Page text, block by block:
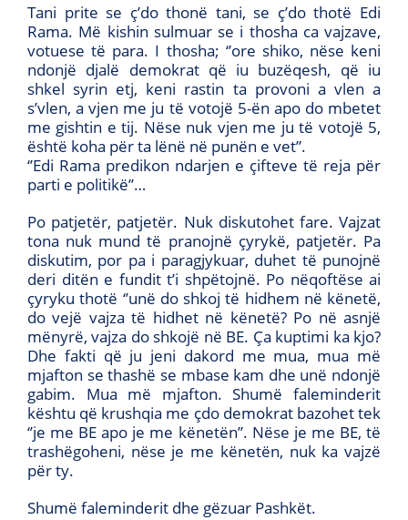
Tani prite se ç’do thonë tani, se ç’do thotë Edi
Rama. Më kishin sulmuar se i thosha ca vajzave,
votuese të para. I thosha; ‘’ore shiko, nëse keni
ndonjë djalë demokrat që iu buzëqesh, që iu
shkel syrin etj, keni rastin ta provoni a vlen a
s’vlen, a vjen me ju të votojë 5-ën apo do mbetet
me gishtin e tij. Nëse nuk vjen me ju të votojë 5,
është koha për ta lënë në punën e vet”.
‘’Edi Rama predikon ndarjen e çifteve të reja për
parti e politikë’’…
Po patjetër, patjetër. Nuk diskutohet fare. Vajzat
tona nuk mund të pranojnë çyrykë, patjetër. Pa
diskutim, por pa i paragjykuar, duhet të punojnë
deri ditën e fundit t’i shpëtojnë. Po nëqoftëse ai
çyryku thotë ‘’unë do shkoj të hidhem në kënetë,
do vejë vajza të hidhet në kënetë? Po në asnjë
mënyrë, vajza do shkojë në BE. Ça kuptimi ka kjo?
Dhe fakti që ju jeni dakord me mua, mua më
mjafton se thashë se mbase kam dhe unë ndonjë
gabim. Mua më mjafton. Shumë faleminderit
kështu që krushqia me çdo demokrat bazohet tek
‘’je me BE apo je me kënetën’’. Nëse je me BE, të
trashëgoheni, nëse je me kënetën, nuk ka vajzë
për ty.
Shumë faleminderit dhe gëzuar Pashkët.